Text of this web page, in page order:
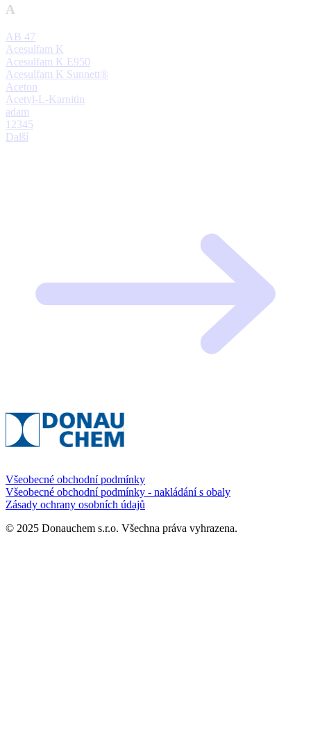
A
AB 47
Acesulfam K
Acesulfam K E950
Acesulfam K Sunnett®
Aceton
Acetyl-L-Karnitin
adam
1 2345
Další
Všeobecné obchodní podmínky
Všeobecné obchodní podmínky - nakládání s obaly
Zásady ochrany osobních údajů
© 2025 Donauchem s.r.o. Všechna práva vyhrazena.